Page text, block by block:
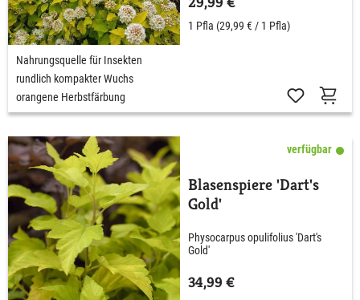
1 Pfla (29,99 € / 1 Pfla)
Nahrungsquelle für Insekten
rundlich kompakter Wuchs
orangene Herbstfärbung
verfügbar
Blasenspiere 'Dart's
Gold'
Physocarpus opulifolius 'Dart's
Gold'
34,99 €